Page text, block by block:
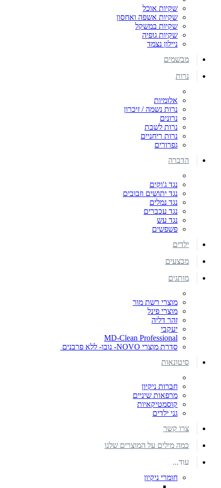
שקיות אוכל
שקיות אשפה ואחסון
שקיות במשקל
שקיות גופיה
ניילון נצמד
מבשמים
נרות
אלומיות
נרות נשמה / זיכרון
נרונים
נרות לשבת
נרות ריחניים
גפרורים
הדברה
נגד ג'וקים
נגד יתושים וזבובים
נגד נמלים
נגד עכברים
נגד עש
פשפשים
ילדים
מבצעים
מותגים
מוצרי רשת מור
מוצרי פינל
זהר דליה
יעקבי
MD-Clean Professional
סדרת מוצרי NOVO- נובו- ללא פרבנים
סיטונאות
חברות ניקיון
מרפאות שיניים
קוסמטיקאיות
גני ילדים
צרו קשר
כמה מילים על המוצרים שלנו
עוד...
חומרי ניקיון